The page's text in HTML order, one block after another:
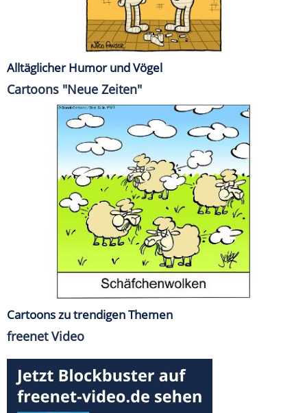
Alltäglicher Humor und Vögel
Cartoons "Neue Zeiten"
Cartoons zu trendigen Themen
freenet Video